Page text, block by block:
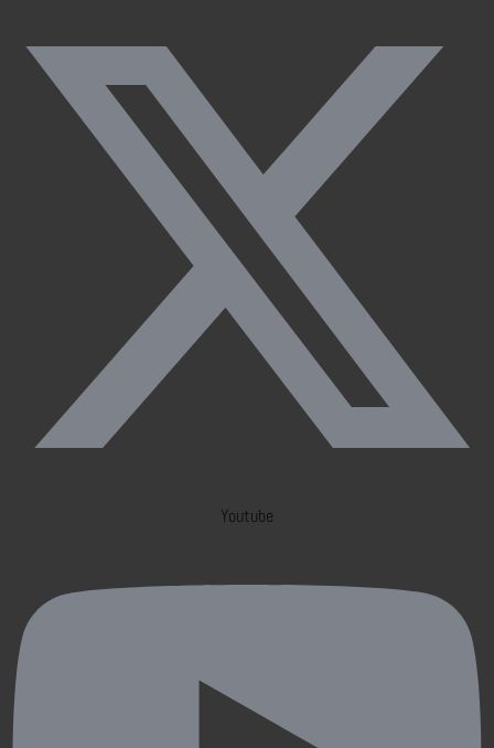
Youtube